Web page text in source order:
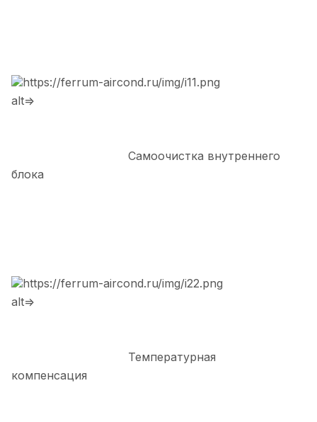
https://ferrum-aircond.ru/img/i11.png
alt=>
Самоочистка внутреннего
блока
https://ferrum-aircond.ru/img/i22.png
alt=>
Температурная
компенсация